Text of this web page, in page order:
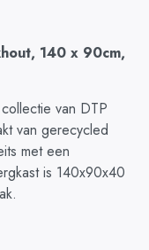
140 x 90cm,
van DTP
van gerecycled
met een
is 140x90x40